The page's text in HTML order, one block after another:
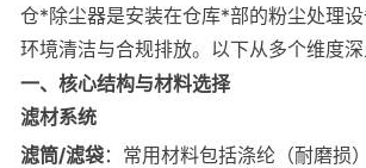
仓*除尘器是安装在仓库*部的粉尘处理
环境清洁与合规排放。以下从多个维度深
一、核心结构与材料选择
滤材系统
滤筒/滤袋：常用材料包括涤纶（耐磨损